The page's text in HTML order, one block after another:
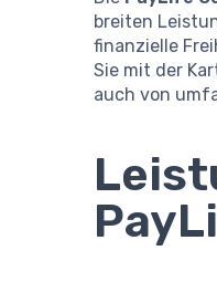
breiten
finanzielle
Sie mit der
auch von